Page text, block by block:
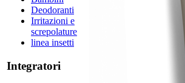
Deodoranti
Irritazioni e
screpolature
linea insetti
Integratori